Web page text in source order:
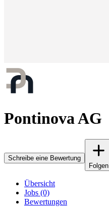
Pontinova AG
Schreibe eine Bewertung
Folgen
Übersicht
Jobs (0)
Bewertungen